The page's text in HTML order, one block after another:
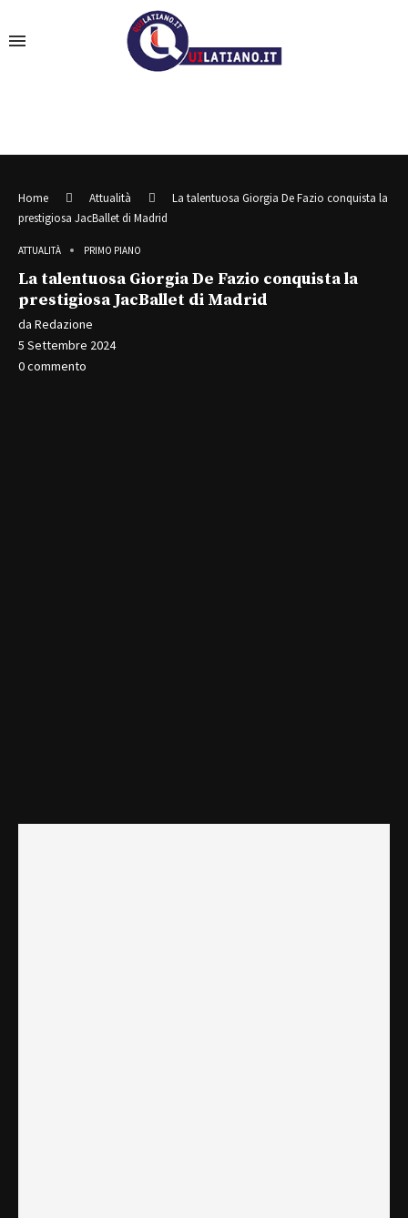
Home Attualità
La talentuosa Giorgia De Fazio conquista la
prestigiosa JacBallet di Madrid
ATTUALITÀ PRIMO PIANO
La talentuosa Giorgia De Fazio conquista la
prestigiosa JacBallet di Madrid
da Redazione
5 Settembre 2024
0 commento